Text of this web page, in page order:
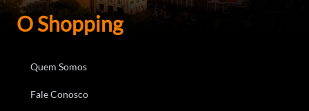
O Shopping
Quem Somos
Fale Conosco